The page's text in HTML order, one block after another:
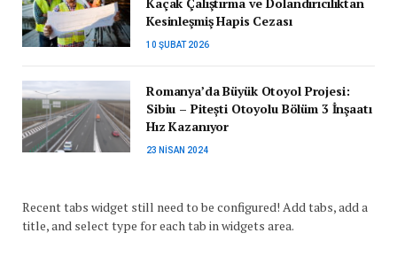
Kesinleşmiş Hapis Cezası
10 ŞUBAT 2026
Romanya’da Büyük Otoyol Projesi:
Sibiu – Pitești Otoyolu Bölüm 3 İnşaatı
Hız Kazanıyor
23 NISAN 2024
Recent tabs widget still need to be configured! Add tabs, add a
title, and select type for each tab in widgets area.